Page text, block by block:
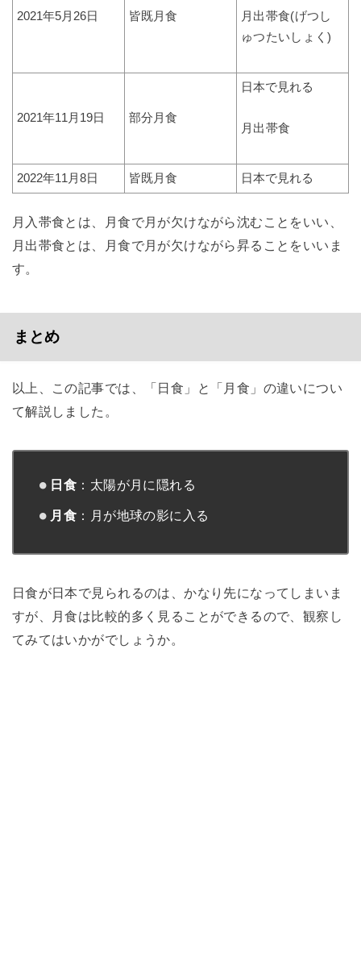
2021年5月26日 皆既月食
月出帯食(げつし
ゅつたいしょく)
2021年11月19日 部分月食
日本で見れる
月出帯食
2022年11月8日 皆既月食 日本で見れる
月入帯食とは、月食で月が欠けながら沈むことをいい、
月出帯食とは、月食で月が欠けながら昇ることをいいま
す。
まとめ
以上、この記事では、「日食」と「月食」の違いについ
て解説しました。
日食 ：太陽が月に隠れる
月食 ：月が地球の影に入る
日食が日本で見られるのは、かなり先になってしまいま
すが、月食は比較的多く見ることができるので、観察し
てみてはいかがでしょうか。